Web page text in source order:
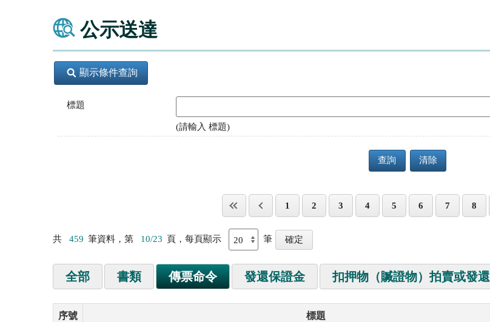
公示送達
顯示條件查詢
標題
(請輸入 標題)
查詢 清除
1 2 3 4 5 6 7 8
共 459 筆資料，第 10/23 頁，每頁顯示 筆
全部 書類 傳票命令 發還保證金 扣押物（贓證物）拍賣或發還
序號 標題